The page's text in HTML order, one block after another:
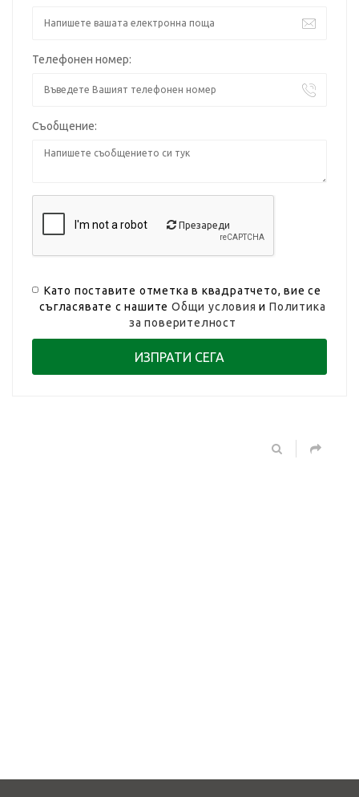
Телефонен номер:
Съобщение:
Презареди
Като поставите отметка в квадратчето, вие се
съгласявате с нашитеОбщи условия иПолитика
за поверителност